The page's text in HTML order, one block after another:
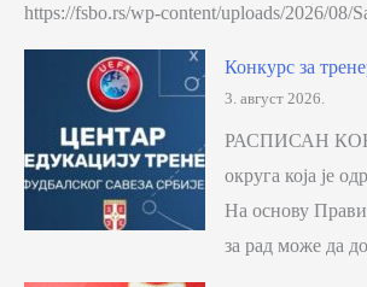
https://fsbo.rs/wp-content/uploads/2026/
Конкурс за
3. август 2026.
РАСПИСАН
округа која је
На основу
за рад може да